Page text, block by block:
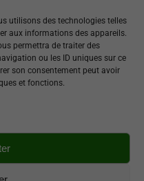
utilisons des technologies telles
aux informations des appareils.
permettra de traiter des
ou les ID uniques sur ce
son consentement peut avoir
et fonctions.
sanguinea